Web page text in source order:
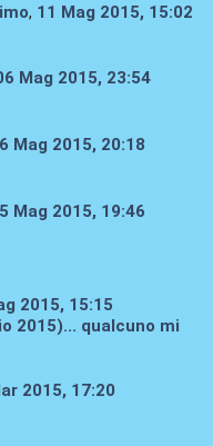
, 11 Mag 2015, 15:02
Mag 2015, 23:54
Mag 2015, 20:18
Mag 2015, 19:46
2015, 15:15
2015)... qualcuno mi
2015, 17:20